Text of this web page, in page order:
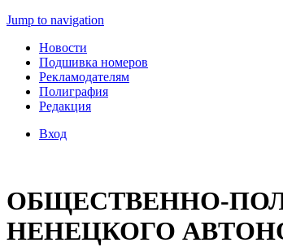
Jump to navigation
Новости
Подшивка номеров
Рекламодателям
Полиграфия
Редакция
Вход
ОБЩЕСТВЕННО-
НЕНЕЦКОГО